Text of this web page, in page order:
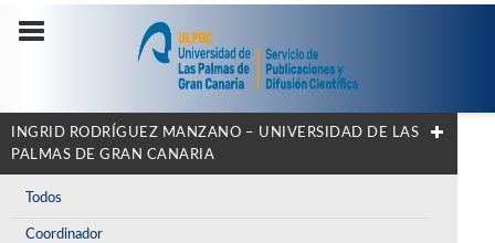
INGRID RODRÍGUEZ MANZANO – UNIVERSIDAD DE LAS
PALMAS DE GRAN CANARIA
Todos
Coordinador